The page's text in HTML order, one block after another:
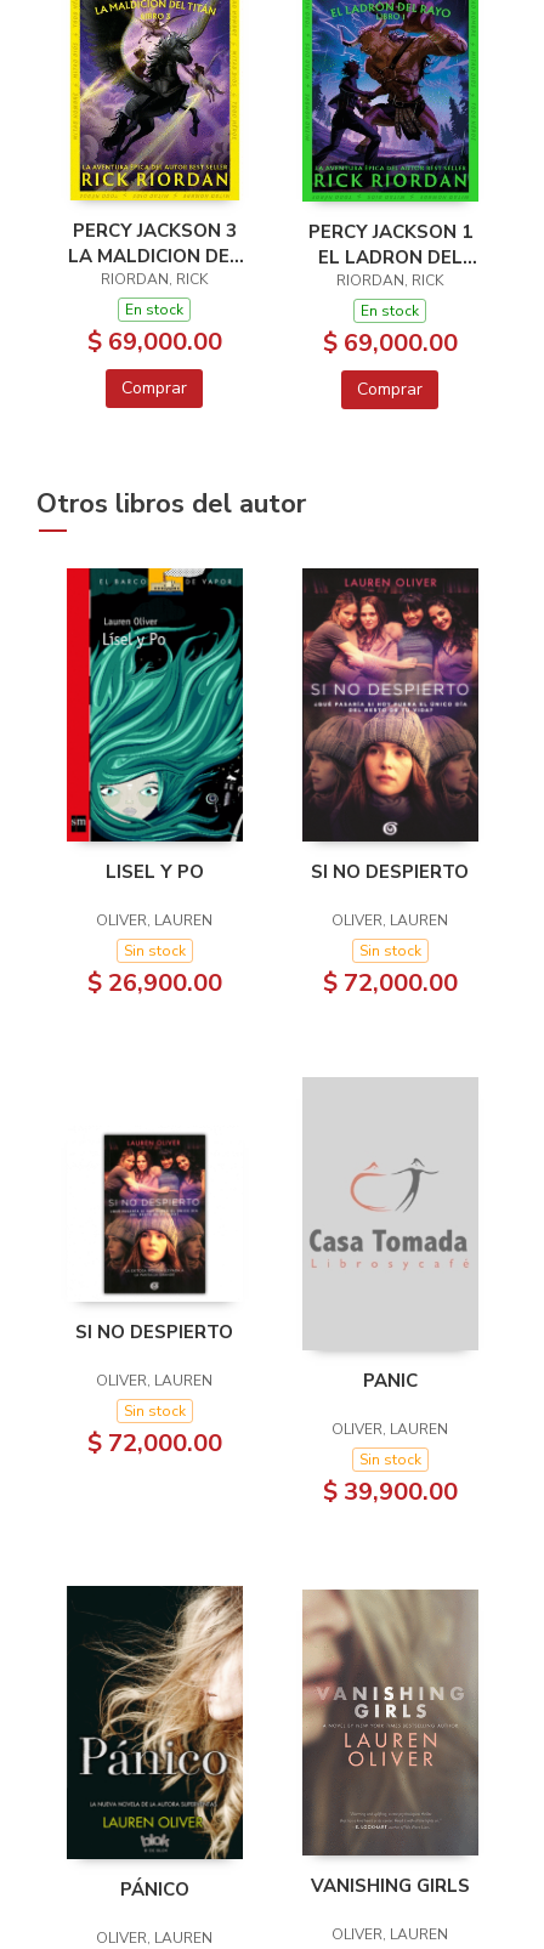
PERCY JACKSON 3
LA MALDICION DEL
TITAN
RIORDAN, RICK
En stock
$ 69,000.00
Comprar
PERCY JACKSON 1
EL LADRON DEL
RAYO
RIORDAN, RICK
En stock
$ 69,000.00
Comprar
Otros libros del autor
LISEL Y PO
OLIVER, LAUREN
Sin stock
$ 26,900.00
SI NO DESPIERTO
OLIVER, LAUREN
Sin stock
$ 72,000.00
SI NO DESPIERTO
OLIVER, LAUREN
Sin stock
$ 72,000.00
PANIC
OLIVER, LAUREN
Sin stock
$ 39,900.00
PÁNICO
OLIVER, LAUREN
VANISHING GIRLS
OLIVER, LAUREN